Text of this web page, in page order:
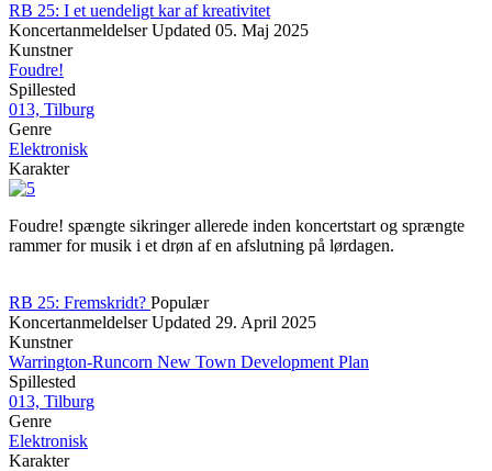
RB 25: I et uendeligt kar af kreativitet
Koncertanmeldelser Updated 05. Maj 2025
Kunstner
Foudre!
Spillested
013, Tilburg
Genre
Elektronisk
Karakter
Foudre! spængte sikringer allerede inden koncertstart og sprængte
rammer for musik i et drøn af en afslutning på lørdagen.
RB 25: Fremskridt? Populær
Koncertanmeldelser Updated 29. April 2025
Kunstner
Warrington-Runcorn New Town Development Plan
Spillested
013, Tilburg
Genre
Elektronisk
Karakter